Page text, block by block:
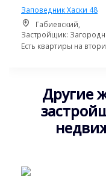
Заповедник Хаски 48
Габиевский,
Застройщик:
Есть квартиры на
Другие